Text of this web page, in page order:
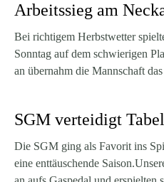
Arbeitssieg am
Bei richtigem Herbstwetter
Sonntag auf dem schwierigen
an übernahm die Mannschaft
SGM verteidigt
Die SGM ging als Favorit ins
eine enttäuschende